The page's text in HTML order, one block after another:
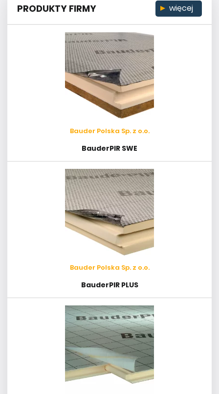
PRODUKTY FIRMY więcej
Bauder Polska Sp. z o.o.
BauderPIR SWE
Bauder Polska Sp. z o.o.
BauderPIR PLUS